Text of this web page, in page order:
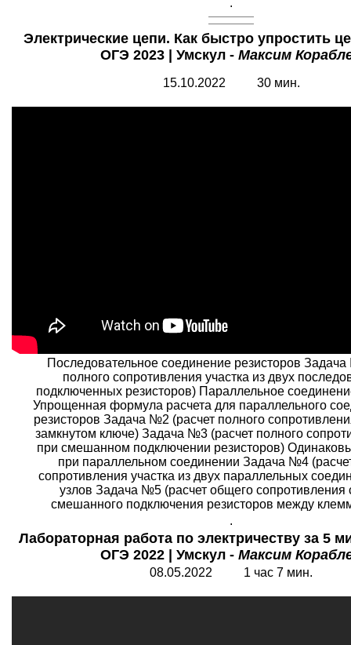
.
Электрические цепи. Как быстро упростить
ОГЭ 2023 | Умскул - Максим
15.10.2022 30 мин.
Последовательное соединение резисторов
полного сопротивления участка из двух
подключенных резисторов) Параллельное
Упрощенная формула расчета для параллельного
резисторов Задача №2 (расчет полного
замкнутом ключе) Задача №3 (расчет полного
при смешанном подключении резисторов)
при параллельном соединении Задача №4
сопротивления участка из двух параллельных
узлов Задача №5 (расчет общего сопротивления
смешанного подключения резисторов между
.
Лабораторная работа по электричеству за 5
ОГЭ 2022 | Умскул - Максим
08.05.2022 1 час 7 мин.